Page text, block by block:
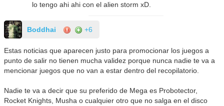
lo tengo ahi ahi con el alien storm xD.
Boddhai +6
Estas noticias que aparecen justo para promocionar los juegos a
punto de salir no tienen mucha validez porque nunca nadie te va a
mencionar juegos que no van a estar dentro del recopilatorio.
Nadie te va a decir que su preferido de Mega es Probotector,
Rocket Knights, Musha o cualquier otro que no salga en el disco